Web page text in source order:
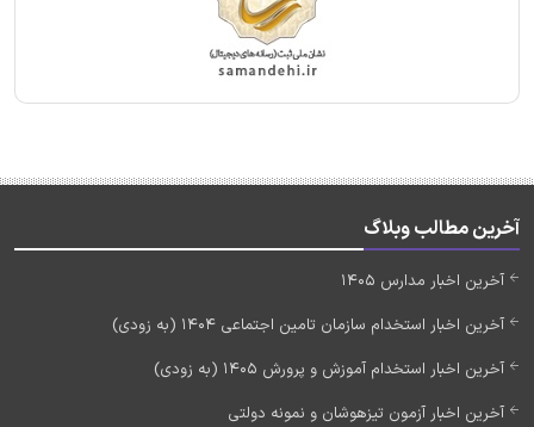
آخرین مطالب وبلاگ
آخرین اخبار مدارس 1405
آخرین اخبار استخدام سازمان تامین اجتماعی 1404 (به زودی)
آخرین اخبار استخدام آموزش و پرورش 1405 (به زودی)
آخرین اخبار آزمون تیزهوشان و نمونه دولتی